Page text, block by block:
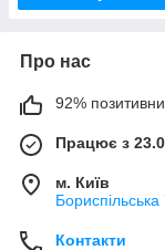
Про нас
92%
Працює з
м. Київ
Контакти